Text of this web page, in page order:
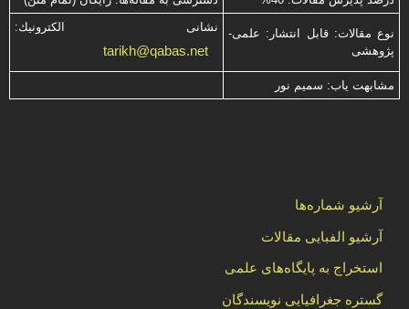
نوع مقالات: قابل انتشار: علمی-
پژوهشی
نشانی الكترونیك:
tarikh@qabas.net
مشابهت ياب: سميم نور
آرشیو شماره‌ها
آرشیو الفبایی مقالات
استخراج به پایگاه‌های علمی
گستره جغرافیایی نویسندگان